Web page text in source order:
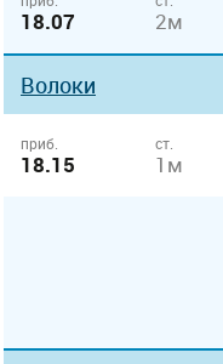
18.07 2м
Волоки
приб.
18.15
ст.
1м